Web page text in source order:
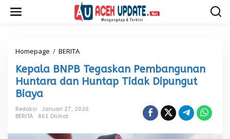
Homepage / BERITA
p
a
B
B
Kepala BNPB Tegaskan Pembangunan
Huntara dan Huntap Tidak Dipungut
Biaya
Redaksi
Januari 27, 2026
BERITA
861 Dilihat